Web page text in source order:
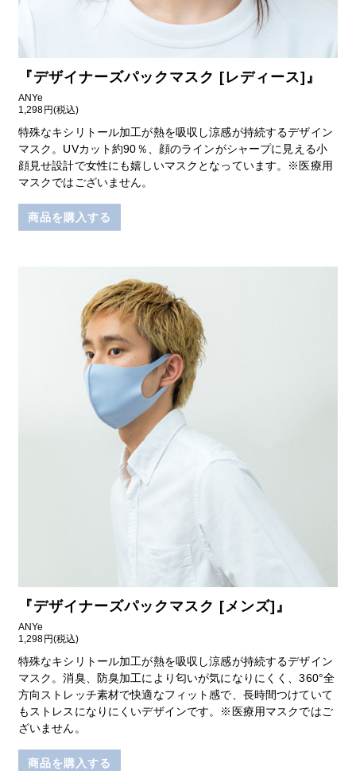
『デザイナーズパックマスク [レディース] 』
ANYe
1,298円(税込)
特殊なキシリトール加工が熱を吸収し涼感が持続するデザイン
マスク。UVカット約90％、顔のラインがシャープに見える小
顔見せ設計で女性にも嬉しいマスクとなっています。※医療用
マスクではございません。
商品を購入する
『デザイナーズパックマスク [メンズ] 』
ANYe
1,298円(税込)
特殊なキシリトール加工が熱を吸収し涼感が持続するデザイン
マスク。消臭、防臭加工により匂いが気になりにくく、360°全
方向ストレッチ素材で快適なフィット感で、長時間つけていて
もストレスになりにくいデザインです。※医療用マスクではご
ざいません。
商品を購入する